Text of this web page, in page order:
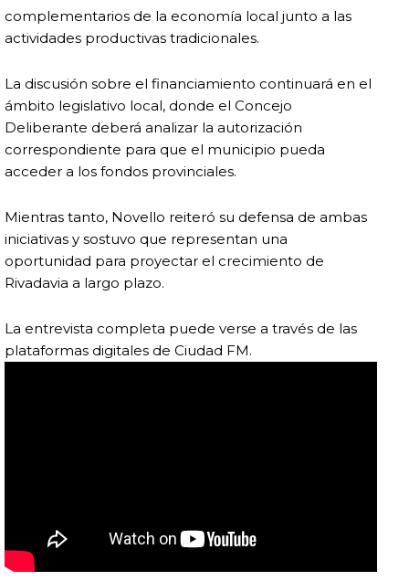
complementarios de la economía local junto a las
actividades productivas tradicionales.
La discusión sobre el financiamiento continuará en el
ámbito legislativo local, donde el Concejo
Deliberante deberá analizar la autorización
correspondiente para que el municipio pueda
acceder a los fondos provinciales.
Mientras tanto, Novello reiteró su defensa de ambas
iniciativas y sostuvo que representan una
oportunidad para proyectar el crecimiento de
Rivadavia a largo plazo.
La entrevista completa puede verse a través de las
plataformas digitales de Ciudad FM.